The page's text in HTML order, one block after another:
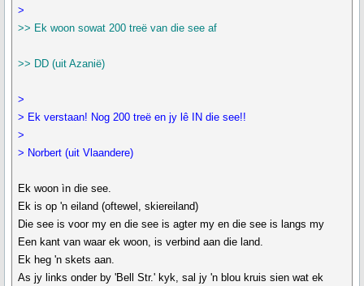
>
>> Ek woon sowat 200 treë van die see af
>> DD (uit Azanië)
>
> Ek verstaan! Nog 200 treë en jy lê IN die see!!
>
> Norbert (uit Vlaandere)
Ek woon ìn die see.
Ek is op 'n eiland (oftewel, skiereiland)
Die see is voor my en die see is agter my en die see is langs my
Een kant van waar ek woon, is verbind aan die land.
Ek heg 'n skets aan.
As jy links onder by 'Bell Str.' kyk, sal jy 'n blou kruis sien wat ek